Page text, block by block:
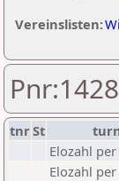
Vereinslisten:
tnrSt
Elozahl
Elozahl